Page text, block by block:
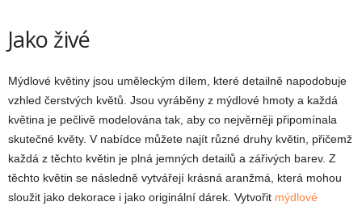
Jako živé
Mýdlové květiny jsou uměleckým dílem, které detailně napodobuje
vzhled čerstvých květů. Jsou vyráběny z mýdlové hmoty a každá
květina je pečlivě modelována tak, aby co nejvěrněji připomínala
skutečné květy. V nabídce můžete najít různé druhy květin, přičemž
každá z těchto květin je plná jemných detailů a zářivých barev. Z
těchto květin se následně vytvářejí krásná aranžmá, která mohou
sloužit jako dekorace i jako originální dárek. Vytvořit mýdlové